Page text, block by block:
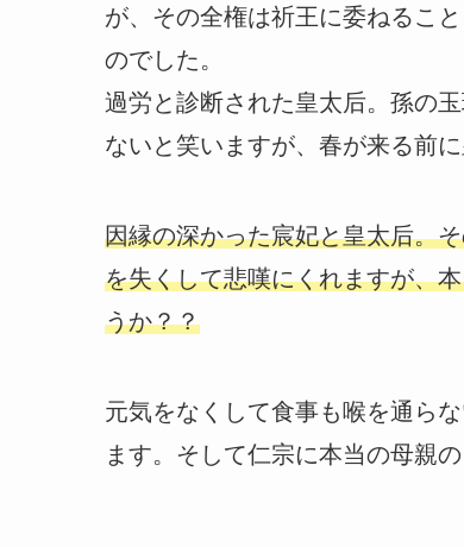
が、その全権は祈王に委ねるこ
のでした。
過労と診断された皇太后。孫の
ないと笑いますが、春が来る前
因縁の深かった宸妃と皇太后。
を失くして悲嘆にくれますが、
うか？？
元気をなくして食事も喉を通ら
ます。そして仁宗に本当の母親